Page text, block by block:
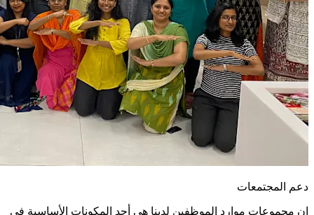
دعم المجتمعات
إن مجموعات موارد الموظفين لدينا هي أحد المكونات الأساسية في